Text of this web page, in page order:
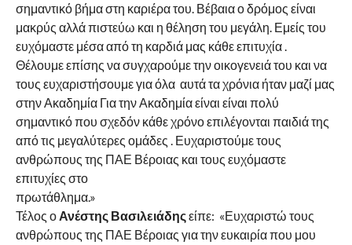
σημαντικό βήμα στη καριέρα του. Βέβαια ο δρόμος είναι
μακρύς αλλά πιστεύω και η θέληση του μεγάλη. Εμείς του
ευχόμαστε μέσα από τη καρδιά μας κάθε επιτυχία .
Θέλουμε επίσης να συγχαρούμε την οικογενειά του και να
τους ευχαριστήσουμε για όλα αυτά τα χρόνια ήταν μαζί μας
στην Ακαδημία Για την Ακαδημία είναι είναι πολύ
σημαντικό που σχεδόν κάθε χρόνο επιλέγονται παιδιά της
από τις μεγαλύτερες ομάδες . Ευχαριστούμε τους
ανθρώπους της ΠΑΕ Βέροιας και τους ευχόμαστε
επιτυχίες στο
πρωτάθλημα.»
Τέλος ο Ανέστης Βασιλειάδηςείπε: «Ευχαριστώ τους
ανθρώπους της ΠΑΕ Βέροιας για την ευκαιρία που μου